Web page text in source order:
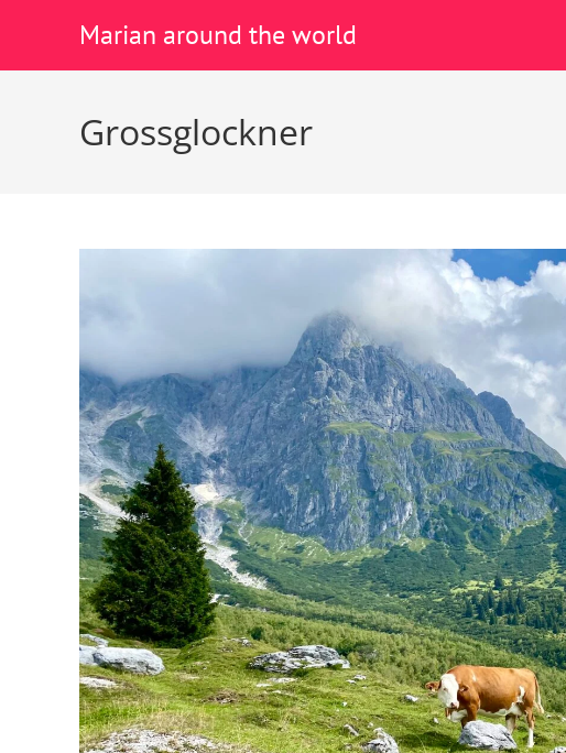
Marian around the world
Grossglockner